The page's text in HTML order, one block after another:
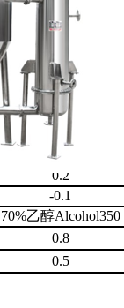
。
到蒸发器中，利
BZN350
管Tube 6夹套jacket
15
0.2
-0.1
70%乙醇Alcohol350
0.8
0.5